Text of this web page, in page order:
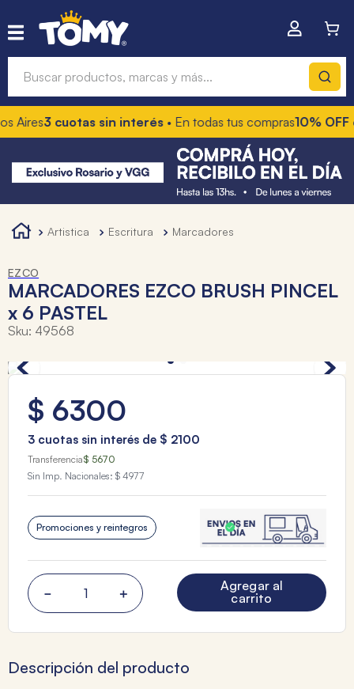
Aires3 cuotas sin interés• En todas tus compras10% OFF
artistica escritura marcadores
EZCO
MARCADORES EZCO BRUSH PINCEL
x 6 PASTEL
Sku: 49568
$ 6300
3 cuotas sin interés de $ 2100
Transferencia$ 5670
Sin Imp. Nacionales: $ 4977
Promociones y reintegros
＋
－
Agregar al
carrito
Descripción del producto
Términos más buscados
1.
hot wheels